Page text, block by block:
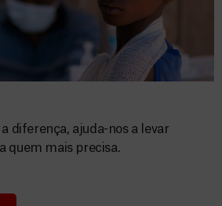
diferença, ajuda-nos a levar
quem mais precisa.